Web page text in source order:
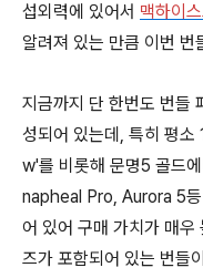
섭외력에 있어서 맥하이
알려져 있는 만큼 이번 번
지금까지 단 한번도 번들
성되어 있는데, 특히 평
w'를 비롯해 문명5 골드
napheal Pro, Aurora 5등
어 있어 구매 가치가 매우
즈가 포함되어 있는 번들